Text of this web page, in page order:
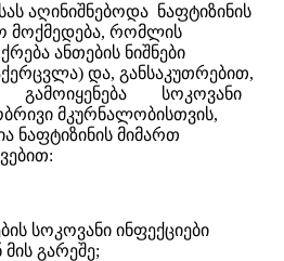
აღინიშნებოდა ნაფტიზინის
მოქმედება, რომლის
ანთების ნიშნები
და, განსაკუთრებით,
გამოიყენება სოკოვანი
მკურნალობისთვის,
ნაფტიზინის მიმართ
სოკოვანი ინფექციები
გარეშე;